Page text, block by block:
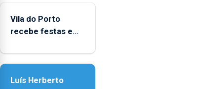
entre
as
e
as
18h00.
Vila do Porto
recebe festas em
Senhora da
Luís Herberto